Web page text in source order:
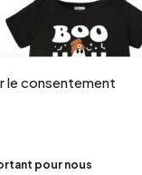
le consentement
pour nous